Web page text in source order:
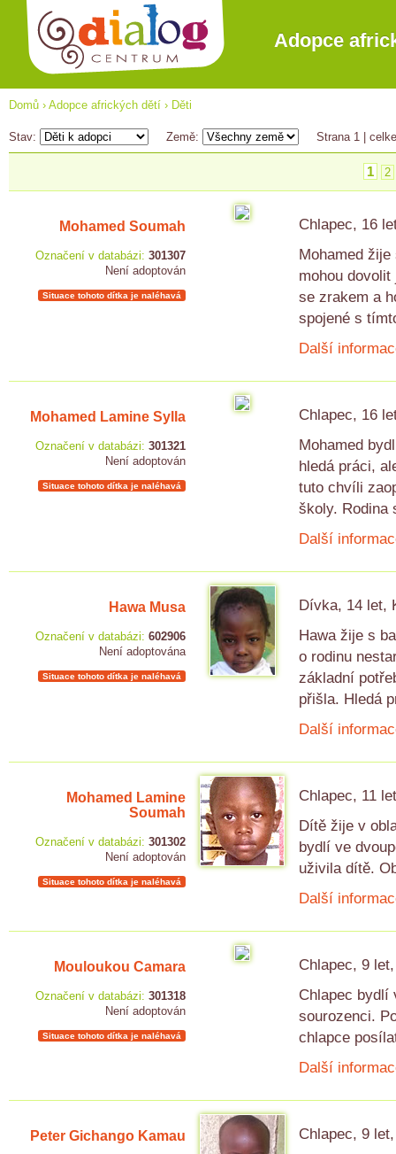
Adopce
Domů › Adopce afrických dětí › Děti
Stav: Země: Strana 1 |
1 2
Mohamed Soumah
Označení v databázi: 301307
Není adoptován
Situace tohoto dítka je naléhavá
Chlapec, 16
Mohamed
mohou
se zrakem a
spojené s
Další
Mohamed Lamine Sylla
Označení v databázi: 301321
Není adoptován
Situace tohoto dítka je naléhavá
Chlapec, 16
Mohamed
hledá práci,
tuto chvíli
školy. Rodina
Další
Hawa Musa
Označení v databázi: 602906
Není adoptována
Situace tohoto dítka je naléhavá
Dívka, 14 let,
Hawa žije s
o rodinu
základní
přišla. Hledá
Další
Mohamed Lamine
Soumah
Označení v databázi: 301302
Není adoptován
Situace tohoto dítka je naléhavá
Chlapec, 11
Dítě žije v
bydlí ve
uživila dítě.
Další
Mouloukou Camara
Označení v databázi: 301318
Není adoptován
Situace tohoto dítka je naléhavá
Chlapec, 9
Chlapec bydlí
sourozenci.
chlapce
Další
Peter Gichango Kamau
Chlapec, 9